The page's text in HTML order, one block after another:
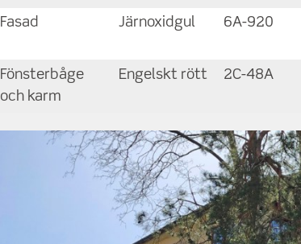
Fasad Järnoxidgul 6A-920
Fönsterbåge
och karm
Engelskt rött 2C-48A